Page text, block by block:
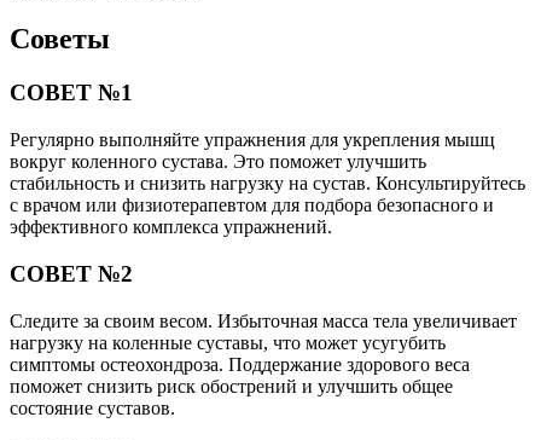
Советы
СОВЕТ №1
Регулярно выполняйте упражнения для укрепления мышц
вокруг коленного сустава. Это поможет улучшить
стабильность и снизить нагрузку на сустав. Консультируйтесь
с врачом или физиотерапевтом для подбора безопасного и
эффективного комплекса упражнений.
СОВЕТ №2
Следите за своим весом. Избыточная масса тела увеличивает
нагрузку на коленные суставы, что может усугубить
симптомы остеохондроза. Поддержание здорового веса
поможет снизить риск обострений и улучшить общее
состояние суставов.